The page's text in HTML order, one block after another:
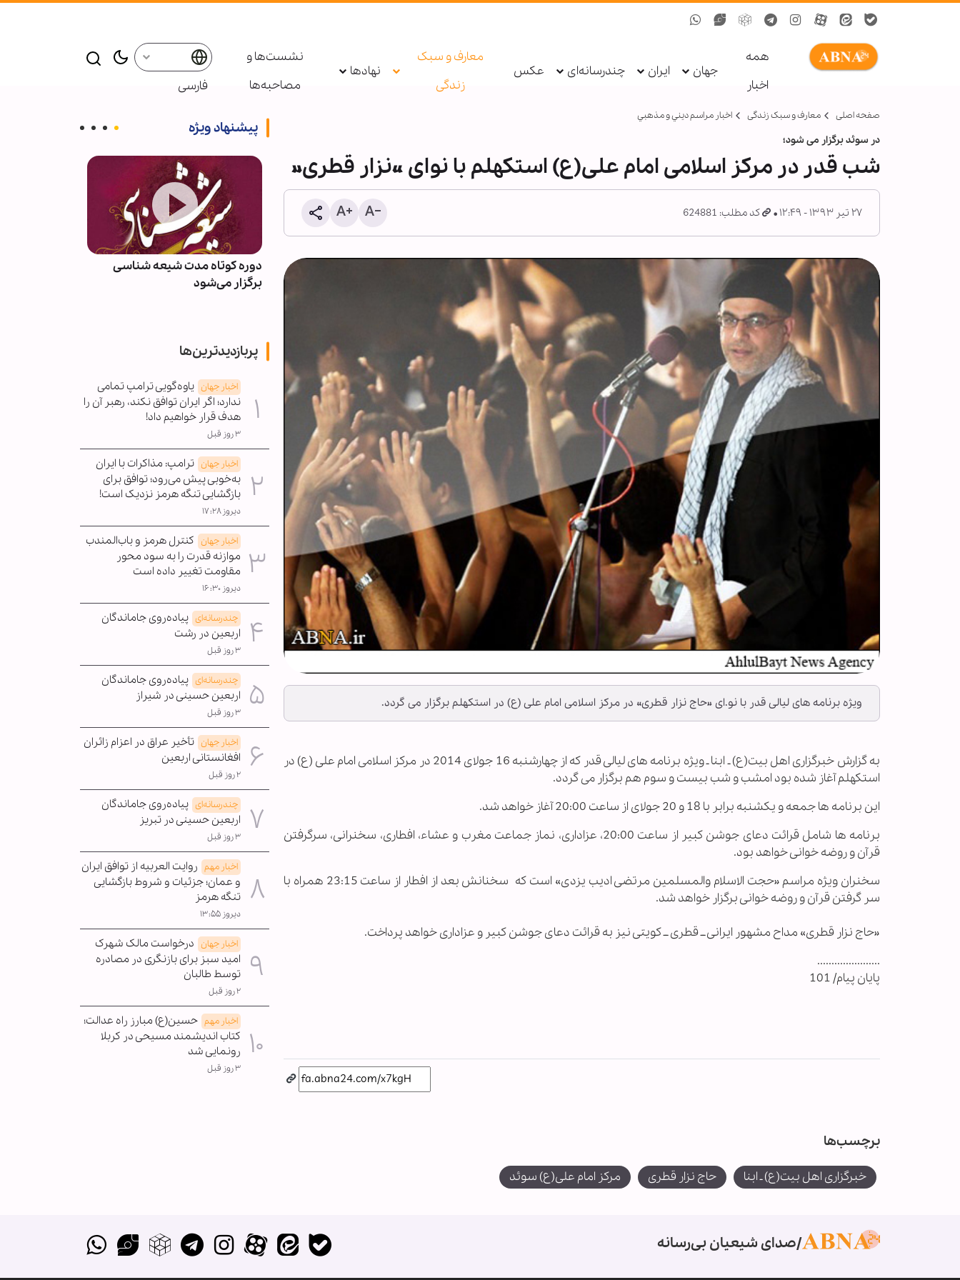
همه
اخبار
جهان ایران چندرسانه‌ای عکس
معارف و سبک
زندگی
نهادها
نشست‌ها و
مصاحبه‌ها
فارسی
صفحه اصلی معارف و سبک زندگی اخبار مراسم ديني و مذهبي
در سوئد برگزار می شود؛
شب قدر در مرکز اسلامی امام علی(ع) استکهلم با نوای «نزار قطری»
۲۷ تیر ۱۳۹۳ - ۱۲:۴۹ کد مطلب: 624881
ویژه برنامه های لیالی قدر با نو.ای «حاج نزار قطری» در مرکز اسلامی امام علی (ع) در استکهلم برگزار می گردد.
به گزارش خبرگزاری اهل بیت(ع) ـ ابنا ـ ویژه برنامه های لیالی قدر که از چهارشنبه 16 جولای 2014 در مرکز اسلامی امام علی (ع) در
استکهلم آغاز شده بود امشب و شب بیست و سوم هم برگزار می گردد.
این برنامه ها جمعه و یکشنبه برابر با 18 و 20 جولای از ساعت 20:00 آغاز خواهد شد.
برنامه ها شامل قرائت دعای جوشن کبیر از ساعت 20:00، عزاداری، نماز جماعت مغرب و عشاء، افطاری، سخنرانی، سرگرفتن
قرآن و روضه خوانی خواهد بود.
سخنران ویژه مراسم «حجت الاسلام والمسلمین مرتضی ادیب یزدی» است که
سخنانش بعد از افطار از ساعت 23:15 همراه با
سر گرفتن قرآن و روضه خوانی برگزار خواهد شد.
«حاج نزار قطری» مداح مشهور ایرانی ــ قطری ــ کویتی نیز به قرائت دعای جوشن کبیر و عزاداری خواهد پرداخت.
......................
پایان پیام/ 101
برچسب‌ها
خبرگزاری اهل بیت(ع) ـ ابنا حاج نزار قطری مرکز امام علی(ع) سوئد
پیشنهاد ویژه
دوره کوتاه مدت شیعه شناسی
برگزار می‌شود
پربازدیدترین‌ها
اخبار جهان یاوه‌گویی ترامپ تمامی
ندارد؛ اگر ایران توافق نکند، رهبر آن را
هدف قرار خواهیم داد!
۳ روز قبل
اخبار جهان ترامپ: مذاکرات با ایران
به‌خوبی پیش می‌رود؛ توافق برای
بازگشایی تنگه هرمز نزدیک است!
دیروز ۱۷:۲۸
اخبار جهان کنترل هرمز و باب‌المندب
موازنه قدرت را به سود محور
مقاومت تغییر داده است
دیروز ۱۶:۳۰
چندرسانه‌ای پیاده‌روی جاماندگان
اربعین در رشت
۳ روز قبل
چندرسانه‌ای پیاده‌روی جاماندگان
اربعین حسینی در شیراز
۳ روز قبل
اخبار جهان تأخیر عراق در اعزام زائران
افغانستانی اربعین
۲ روز قبل
چندرسانه‌ای پیاده‌روی جاماندگان
اربعین حسینی در تبریز
۳ روز قبل
اخبار مهم روایت العربیه از توافق ایران
و عمان؛ جزئیات و شروط بازگشایی
تنگه هرمز
دیروز ۱۳:۵۵
اخبار جهان درخواست مالک شهرک
امید سبز برای بازنگری در مصادره
توسط طالبان
۲ روز قبل
اخبار مهم حسین(ع) مبارز راه عدالت؛
کتاب اندیشمند مسیحی در کربلا
رونمایی شد
۳ روز قبل
صدای شیعیان بی‌رسانه